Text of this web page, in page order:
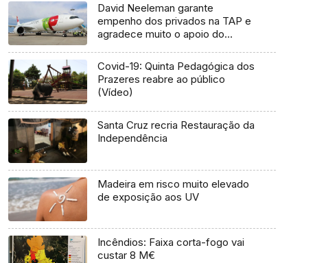
David Neeleman garante
empenho dos privados na TAP e
agradece muito o apoio do
Covid-19: Quinta Pedagógica dos
Prazeres reabre ao público
(Vídeo)
Santa Cruz recria Restauração da
Independência
Madeira em risco muito elevado
de exposição aos UV
Incêndios: Faixa corta-fogo vai
custar 8 M€